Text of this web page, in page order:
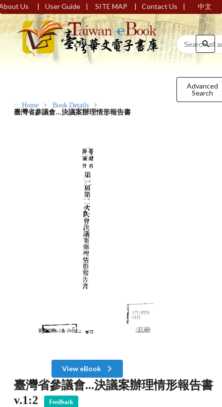
Us | User Guide | SITE MAP | Contact Us | 中文
Advanced
Search
::: Home
Book Details
臺灣省參議會...決議案辦理情形報告書
View eBook
臺灣省參議會...決議案辦理情形報告書
v.1:2
Feedback